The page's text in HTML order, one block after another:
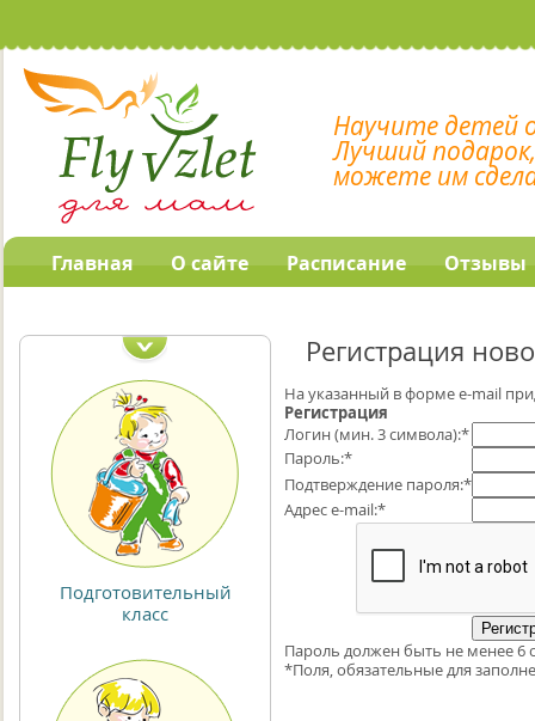
Научите детей
Лучший
можете им
Главная О сайте Расписание Отзывы
программы
Подготовительный
класс
Регистрация
На указанный в форме e-mail
Регистрация
Логин (мин. 3 символа):*
Пароль:*
Подтверждение пароля:*
Адрес e-mail:*
Пароль должен быть не менее 6
*Поля, обязательные для